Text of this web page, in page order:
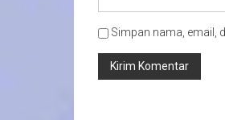
Simpan nama, email,